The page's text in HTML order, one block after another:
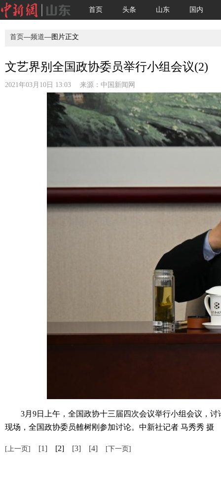
首页 头条 山东 国内
首页—频道—图片正文
文艺界别全国政协委员举行小组会议(2)
2021年03月10日 13:03 来源： 中国新闻网
3月9日上午，全国政协十三届四次会议举行小组会议，讨
现场，全国政协委员雒树刚参加讨论。中新社记者 马秀秀 摄
[上一页] [1] [2] [3] [4] [下一页]